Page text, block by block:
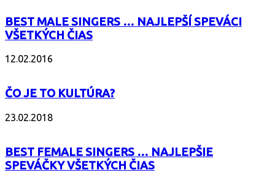
BEST MALE SINGERS … NAJLEPŠÍ SPEVÁCI
VŠETKÝCH ČIAS
12.02.2016
ČO JE TO KULTÚRA?
23.02.2018
BEST FEMALE SINGERS … NAJLEPŠIE
SPEVÁČKY VŠETKÝCH ČIAS